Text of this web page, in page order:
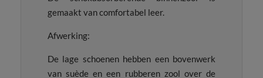
gemaakt van comfortabel leer.
Afwerking:
De lage schoenen hebben een bovenwerk
van suède en een rubberen zool over de